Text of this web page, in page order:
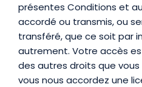
présentes Conditions et
accordé ou transmis, ou
transféré, que ce soit par
autrement. Votre accès
des autres droits que
vous nous accordez une